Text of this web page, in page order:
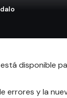
disponible
errores y la